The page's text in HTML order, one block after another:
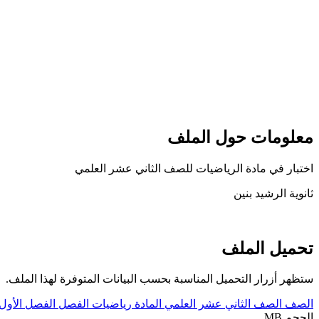
معلومات حول الملف
اختبار في مادة الرياضيات للصف الثاني عشر العلمي
ثانوية الرشيد بنين
تحميل الملف
ستظهر أزرار التحميل المناسبة بحسب البيانات المتوفرة لهذا الملف.
الصف الصف الثاني عشر العلمي المادة رياضيات الفصل الفصل الأول